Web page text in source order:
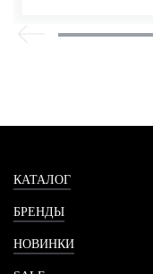
КАТАЛОГ
БРЕНДЫ
НОВИНКИ